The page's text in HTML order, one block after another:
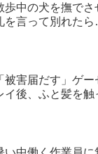
歩中の犬を撫でさ
を言って別れた
「被害届だす」ゲ
イ後、ふと髪を